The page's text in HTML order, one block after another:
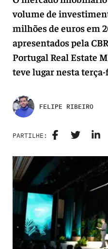
volume de
milhões de euros em
apresentados pela
Portugal Real Estate
teve lugar nesta
FELIPE RIBEIRO
PARTILHE: